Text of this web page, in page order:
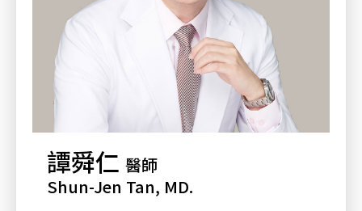
譚舜仁醫師
Shun-Jen Tan, MD.